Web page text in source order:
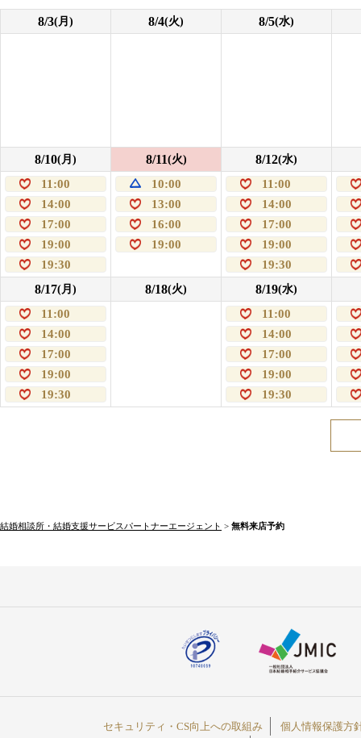
8/3(月) 8/4(火) 8/5(水)
8/10(月)
11:00
14:00
17:00
19:00
19:30
8/11(火)
10:00
13:00
16:00
19:00
8/12(水)
11:00
14:00
17:00
19:00
19:30
8/17(月)
11:00
14:00
17:00
19:00
19:30
8/18(火) 8/19(水)
11:00
14:00
17:00
19:00
19:30
結婚相談所・結婚支援サービスパートナーエージェント > 無料来店予約
セキュリティ・CS向上への取組み
個人情報保護方